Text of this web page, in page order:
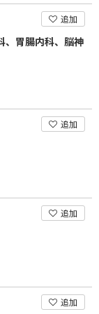
追加
、胃腸内科、脳神
追加
追加
追加